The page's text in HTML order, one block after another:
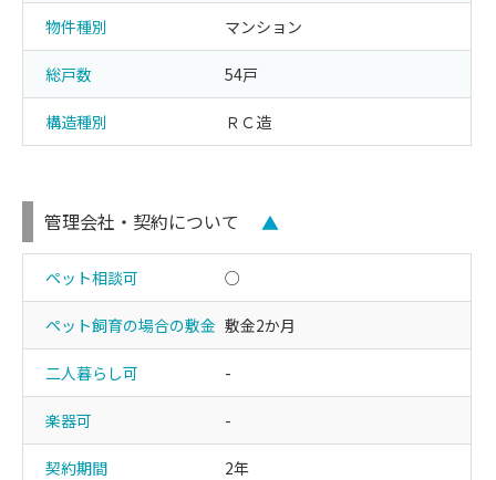
物件種別 マンション
総戸数 54戸
構造種別 ＲＣ造
管理会社・契約について ▲
ペット相談可 ○
ペット飼育の場合の敷金 敷金2か月
二人暮らし可 -
楽器可 -
契約期間 2年